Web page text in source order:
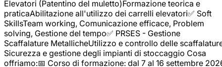
Elevatori (Patentino del muletto)Formazione teorica e
praticaAbilitazione all'utilizzo dei carrelli elevatori✅ Soft
SkillsTeam working, Comunicazione efficace, Problem
solving, Gestione del tempo✅ PRSES - Gestione
Scaffalature MetallicheUtilizzo e controllo delle
Sicurezza e gestione degli impianti di stoccaggio Cosa
offriamo:📅 Corso di formazione: dal 7 al 16 settembre